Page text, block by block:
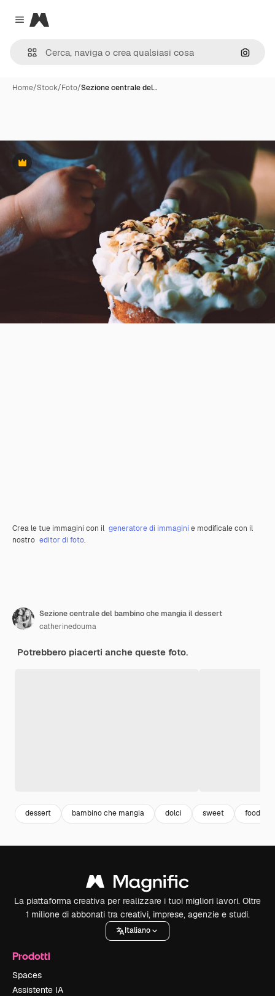
Close menu
Magnific
Cerca
Home/Stock/Foto/Sezione centrale del…
Premium
Crea le tue immagini con il generatore di immagini e modificale con il
nostro editor di foto.
Sezione centrale del bambino che mangia il dessert
catherinedouma
Potrebbero piacerti anche queste foto.
dessert bambino che mangia dolci sweet food
La piattaforma creativa per realizzare i tuoi migliori lavori. Oltre
1 milione di abbonati tra creativi, imprese, agenzie e studi.
Italiano
Prodotti
Spaces
Assistente IA